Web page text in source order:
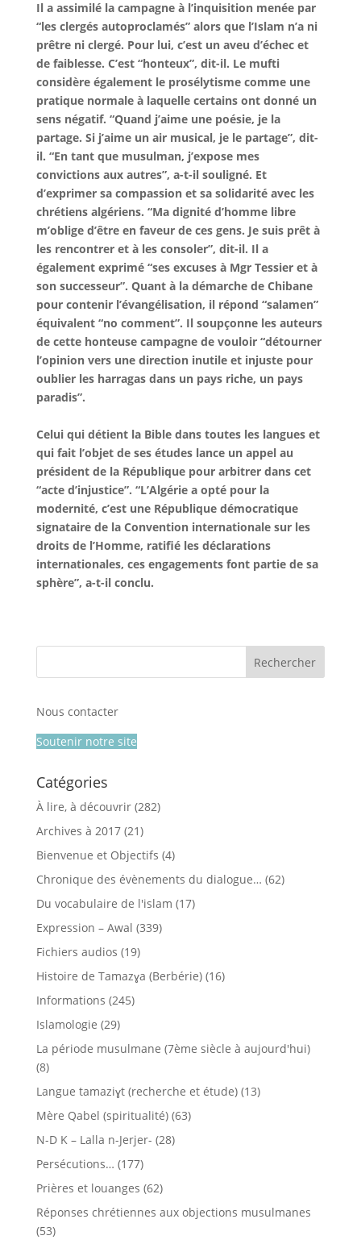
Il a assimilé la campagne à l’inquisition menée par
“les clergés autoproclamés” alors que l’Islam n’a ni
prêtre ni clergé. Pour lui, c’est un aveu d’échec et
de faiblesse. C’est “honteux”, dit-il. Le mufti
considère également le prosélytisme comme une
pratique normale à laquelle certains ont donné un
sens négatif. “Quand j’aime une poésie, je la
partage. Si j’aime un air musical, je le partage”, dit-
il. “En tant que musulman, j’expose mes
convictions aux autres”, a-t-il souligné. Et
d’exprimer sa compassion et sa solidarité avec les
chrétiens algériens. “Ma dignité d’homme libre
m’oblige d’être en faveur de ces gens. Je suis prêt à
les rencontrer et à les consoler”, dit-il. Il a
également exprimé “ses excuses à Mgr Tessier et à
son successeur”. Quant à la démarche de Chibane
pour contenir l’évangélisation, il répond “salamen”
équivalent “no comment”. Il soupçonne les auteurs
de cette honteuse campagne de vouloir “détourner
l’opinion vers une direction inutile et injuste pour
oublier les harragas dans un pays riche, un pays
paradis”.
Celui qui détient la Bible dans toutes les langues et
qui fait l’objet de ses études lance un appel au
président de la République pour arbitrer dans cet
“acte d’injustice”. “L’Algérie a opté pour la
modernité, c’est une République démocratique
signataire de la Convention internationale sur les
droits de l’Homme, ratifié les déclarations
internationales, ces engagements font partie de sa
sphère”, a-t-il conclu.
Nous contacter
Soutenir notre site
Catégories
À lire, à découvrir(282)
Archives à 2017(21)
Bienvenue et Objectifs (4)
Chronique des évènements du dialogue… (62)
Du vocabulaire de l'islam (17)
Expression – Awal (339)
Fichiers audios (19)
Histoire de Tamazɣa (Berbérie)(16)
Informations (245)
Islamologie (29)
La période musulmane (7ème siècle à aujourd'hui)
(8)
Langue tamaziɣt (recherche et étude)(13)
Mère Qabel (spiritualité)(63)
N-D K – Lalla n-Jerjer- (28)
Persécutions… (177)
Prières et louanges (62)
Réponses chrétiennes aux objections musulmanes
(53)